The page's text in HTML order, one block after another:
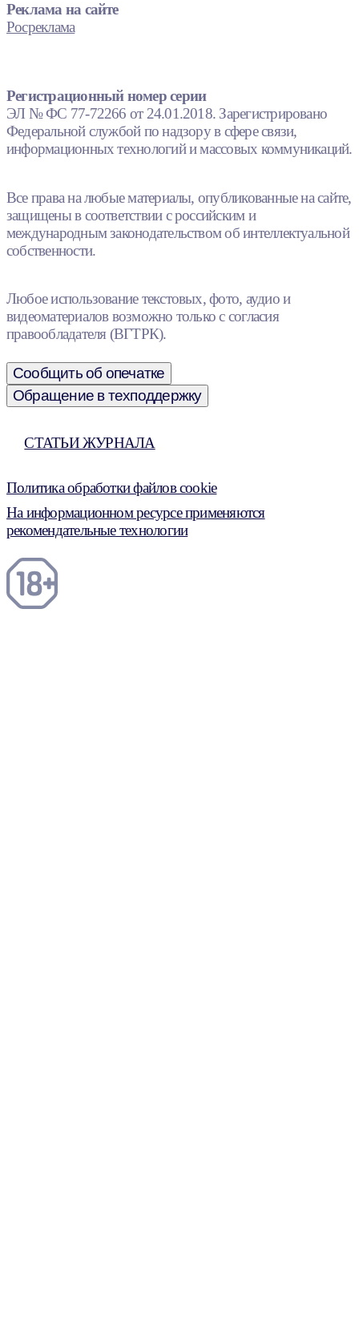
Реклама на сайте
Росреклама
Регистрационный номер серии
ЭЛ № ФС 77-72266 от 24.01.2018. Зарегистрировано
Федеральной службой по надзору в сфере связи,
информационных технологий и массовых коммуникаций.
Все права на любые материалы, опубликованные на сайте,
защищены в соответствии с российским и
международным законодательством об интеллектуальной
собственности.
Любое использование текстовых, фото, аудио и
видеоматериалов возможно только с согласия
правообладателя (ВГТРК).
Сообщить об опечатке
Обращение в техподдержку
СТАТЬИ ЖУРНАЛА
Политика обработки файлов cookie
На информационном ресурсе применяются
рекомендательные технологии